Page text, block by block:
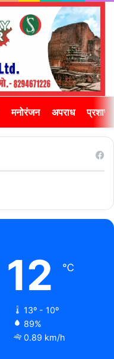
मनोरंजन अपराध
12 ℃
13º - 10º
89%
0.89 km/h